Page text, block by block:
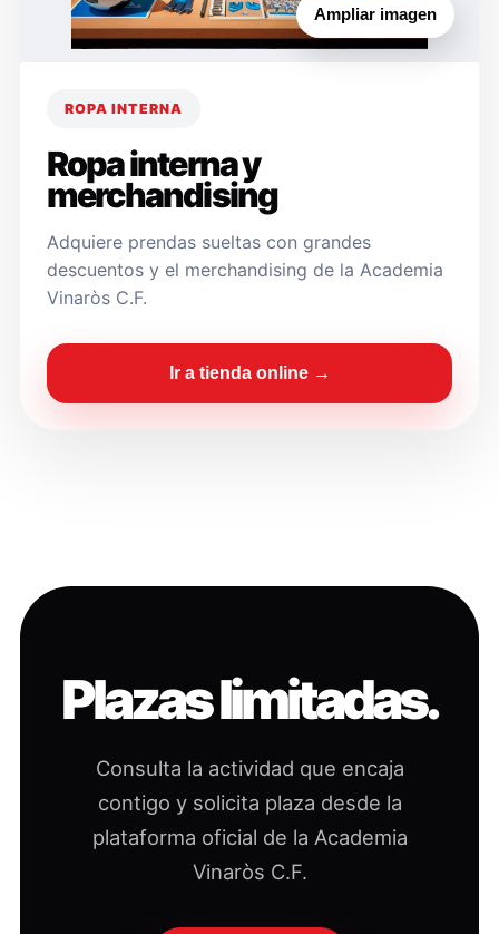
Ampliar imagen
ROPA INTERNA
Ropa interna y
merchandising
Adquiere prendas sueltas con grandes
descuentos y el merchandising de la Academia
Vinaròs C.F.
Ir a tienda online →
Plazas limitadas.
Consulta la actividad que encaja
contigo y solicita plaza desde la
plataforma oficial de la Academia
Vinaròs C.F.